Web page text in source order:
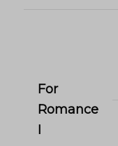
For
Romance
I